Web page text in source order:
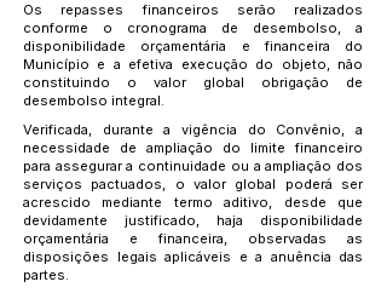
Os repasses financeiros serão realizados
conforme o cronograma de desembolso, a
disponibilidade orçamentária e financeira do
Município e a efetiva execução do objeto, não
constituindo o valor global obrigação de
desembolso integral.
Verificada, durante a vigência do Convênio, a
necessidade de ampliação do limite financeiro
para assegurar a continuidade ou a ampliação dos
serviços pactuados, o valor global poderá ser
acrescido mediante termo aditivo, desde que
devidamente justificado, haja disponibilidade
orçamentária e financeira, observadas as
disposições legais aplicáveis e a anuência das
partes.